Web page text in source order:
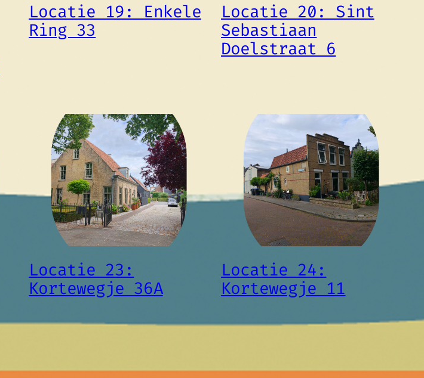
Locatie 19: Enkele
Ring 33
Locatie 20: Sint
Sebastiaan
Doelstraat 6
Locatie 23:
Kortewegje 36A
Locatie 24:
Kortewegje 11